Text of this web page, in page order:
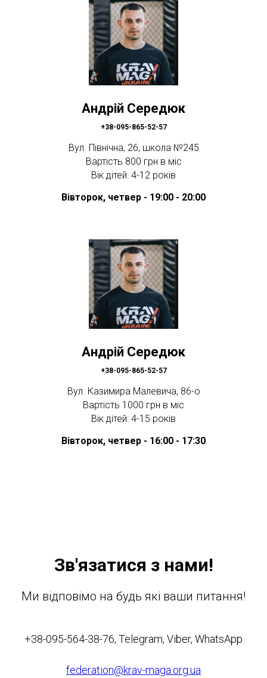
Андрій Середюк
+38-095-865-52-57
Вул. Північна, 26, школа №245
Вартість 800 грн в міс
Вік дітей: 4-12 років
Вівторок, четвер - 19:00 - 20:00
Андрій Середюк
+38-095-865-52-57
Вул. Казимира Малевича, 86-о
Вартість 1000 грн в міс
Вік дітей: 4-15 років
Вівторок, четвер - 16:00 - 17:30
Зв'язатися з нами!
Ми відповімо на будь які ваши питання!
+38-095-564-38-76, Telegram, Viber, WhatsApp
federation@krav-maga.org.ua